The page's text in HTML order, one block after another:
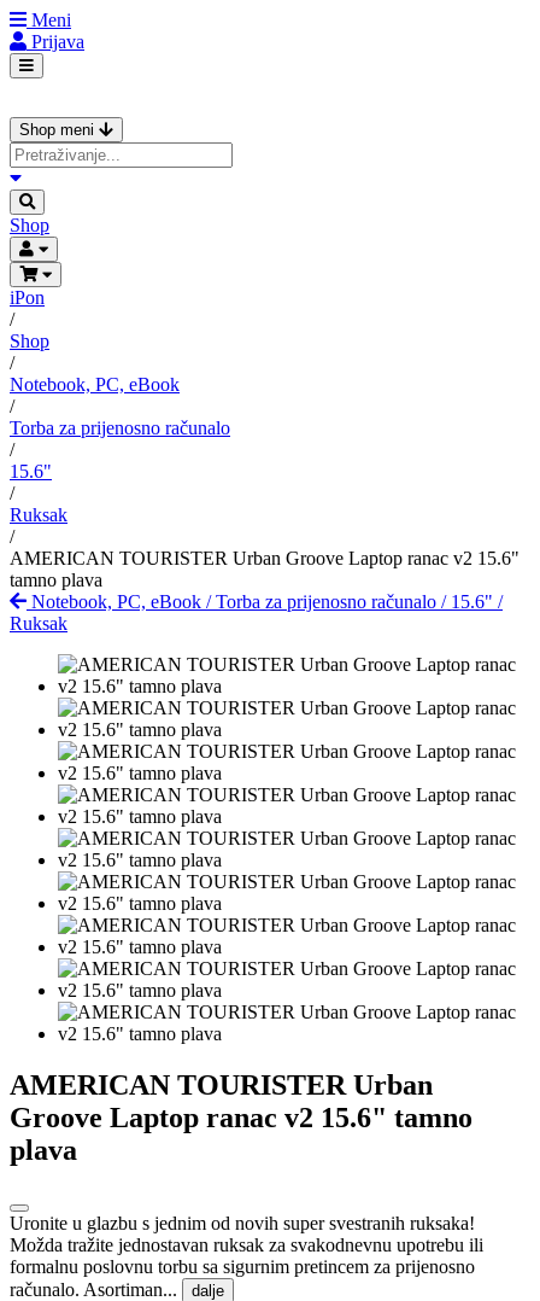
Meni
Prijava
Shop meni
Shop
iPon
/
Shop
/
Notebook, PC, eBook
/
Torba za prijenosno računalo
/
15.6"
/
Ruksak
/
AMERICAN TOURISTER Urban Groove Laptop ranac v2 15.6"
tamno plava
Notebook, PC, eBook /Torba za prijenosno računalo / 15.6" /
Ruksak
AMERICAN TOURISTER Urban
Groove Laptop ranac v2 15.6" tamno
plava
Uronite u glazbu s jednim od novih super svestranih ruksaka!
Možda tražite jednostavan ruksak za svakodnevnu upotrebu ili
formalnu poslovnu torbu sa sigurnim pretincem za prijenosno
računalo. Asortiman...
dalje